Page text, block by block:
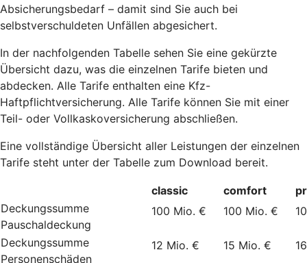
Absicherungsbedarf – damit sind Sie auch bei
selbstverschuldeten Unfällen abgesichert.
In der nachfolgenden Tabelle sehen Sie eine gekürzte
Übersicht dazu, was die einzelnen Tarife bieten und
abdecken. Alle Tarife enthalten eine Kfz-
Haftpflichtversicherung. Alle Tarife können Sie mit einer
Teil- oder Vollkaskoversicherung abschließen.
Eine vollständige Übersicht aller Leistungen der einzelnen
Tarife steht unter der Tabelle zum Download bereit.
classic comfort
Deckungssumme
Pauschaldeckung
100 Mio. € 100 Mio. €
Deckungssumme
Personenschäden
12 Mio. € 15 Mio. €